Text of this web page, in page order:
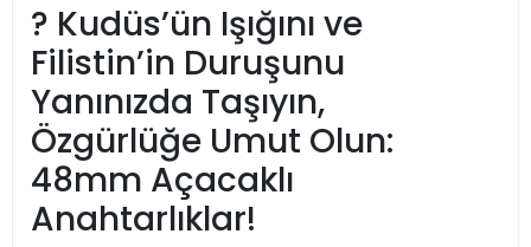
? Kudüs’ün Işığını ve
Filistin’in Duruşunu
Yanınızda Taşıyın,
Özgürlüğe Umut Olun:
48mm Açacaklı
Anahtarlıklar!